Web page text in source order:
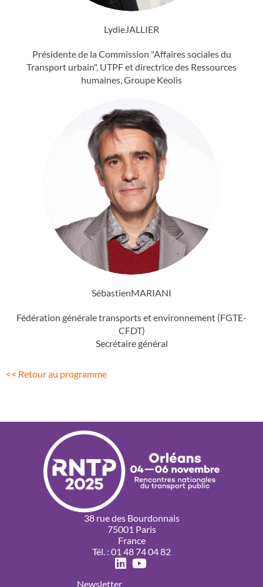
LydieJALLIER
Présidente de la Commission "Affaires sociales du
Transport urbain", UTPF et directrice des Ressources
humaines, Groupe Keolis
SébastienMARIANI
Fédération générale transports et environnement (FGTE-
CFDT)
Secrétaire général
<< Retour au programme
38 rue des Bourdonnais
75001 Paris
France
Tél. : 01 48 74 04 82
Newsletter